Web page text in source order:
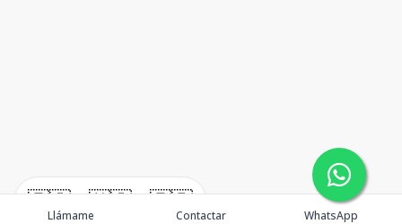
🇪🇸 🇺🇸 🇫🇷
Llámame Contactar WhatsApp